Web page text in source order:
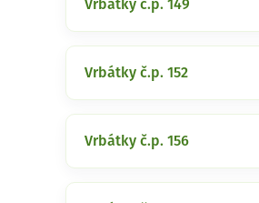
Vrbátky č.p. 149
Vrbátky č.p. 152
Vrbátky č.p. 156